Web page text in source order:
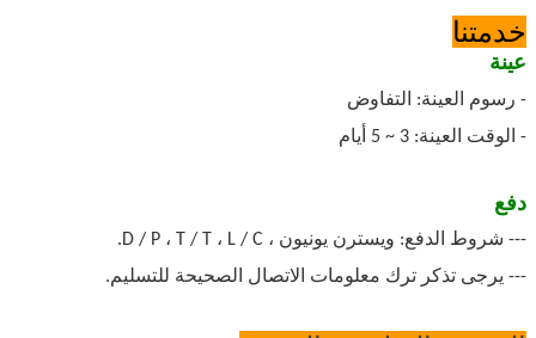
خدمتنا
عينة
- رسوم العينة: التفاوض
- الوقت العينة: 3 ~ 5 أيام
دفع
--- شروط الدفع: ويسترن يونيون ، D / P ، T / T ، L / C.
--- يرجى تذكر ترك معلومات الاتصال الصحيحة للتسليم.